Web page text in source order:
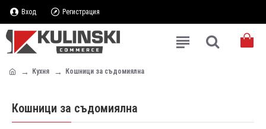
Вход Регистрация
Кухня Кошници за съдомиялна
Кошници за съдомиялна